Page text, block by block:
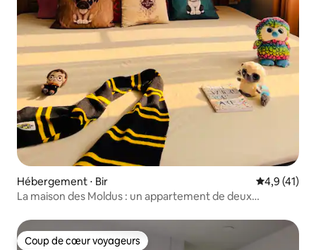
Hébergement ⋅ Bir Évaluation
4,9 (41)
La maison des Moldus : un appartement de deux
Coup de cœur voyageurs
Coup de cœur voyageurs